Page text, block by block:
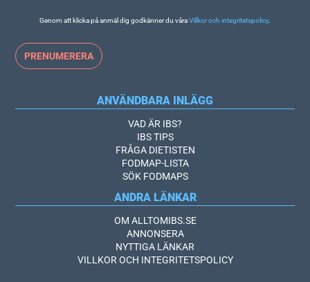
Genom att klicka på anmäl dig godkänner du våraVillkor och integritetspolicy.
ANVÄNDBARA INLÄGG
VAD ÄR IBS?
IBS TIPS
FRÅGA DIETISTEN
FODMAP-LISTA
SÖK FODMAPS
ANDRA LÄNKAR
OM ALLTOMIBS.SE
ANNONSERA
NYTTIGA LÄNKAR
VILLKOR OCH INTEGRITETSPOLICY